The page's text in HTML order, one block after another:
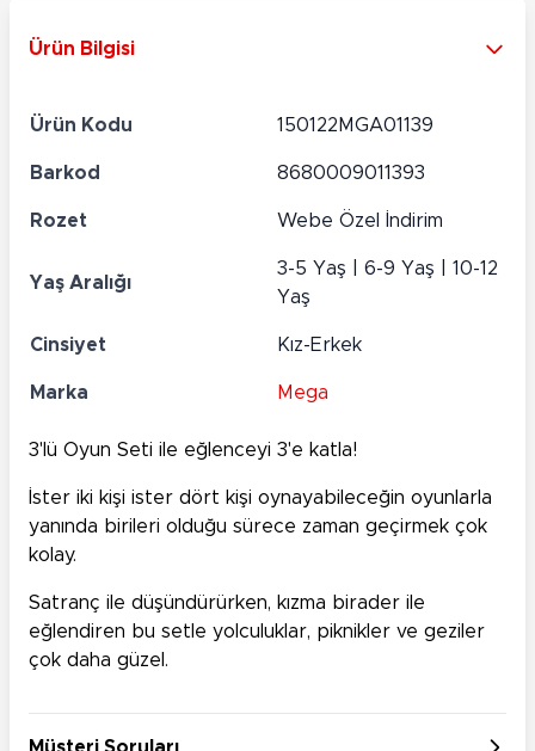
Ürün Bilgisi
Ürün Kodu 150122MGA01139
Barkod 8680009011393
Rozet Webe Özel İndirim
Yaş Aralığı
3-5 Yaş | 6-9 Yaş | 10-12
Yaş
Cinsiyet Kız-Erkek
Marka Mega
3'lü Oyun Seti ile eğlenceyi 3'e katla!
İster iki kişi ister dört kişi oynayabileceğin oyunlarla
yanında birileri olduğu sürece zaman geçirmek çok
kolay.
Satranç ile düşündürürken, kızma birader ile
eğlendiren bu setle yolculuklar, piknikler ve geziler
çok daha güzel.
Müşteri Soruları